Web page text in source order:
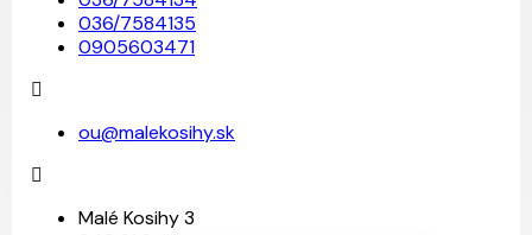
036/7584135
0905603471
ou@malekosihy.sk
Malé Kosihy 3